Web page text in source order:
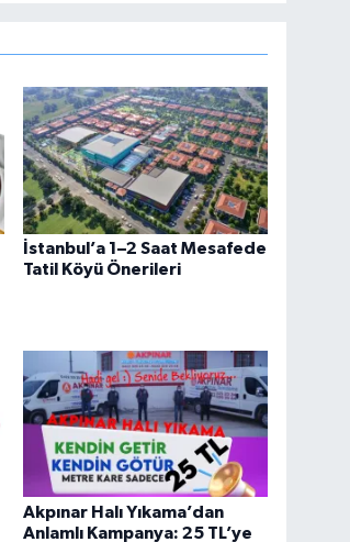
İstanbul’a 1–2 Saat Mesafede
Tatil Köyü Önerileri
Akpınar Halı Yıkama’dan
Anlamlı Kampanya: 25 TL’ye